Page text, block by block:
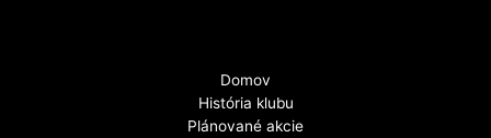
Domov
História klubu
Plánované akcie